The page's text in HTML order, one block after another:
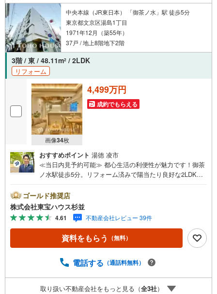
中央本線（JR東日本） 「御茶ノ水」駅 徒歩5分
東京都文京区湯島1丁目
1971年12月（築55年）
37戸 / 地上8階地下2階
3階 / 東 / 48.11m2 / 2LDK
リフォーム
画像34枚
4,499万円
成約でもらえる
おすすめポイント 湯徳 凌市
≪当日内見予約可能≫ 都心生活の利便性が魅力です！御茶
ノ水駅徒歩5分。リフォーム済みで陽当たり良好な2LDKで
来カレンダー」のご提案。・ 未来に起こるであろうご自宅
リフォームをオンライン上でご提案「ミラカレクラ
ブ」。・ 不動産売却時、ご自宅を綺麗にかつ瀟洒にさせる
CG加工ホームステイジングサービス。・ 購入者様へ、税
理士による確定申告の無料セミナーをご招待いたします。
◆ご予約に際して◆日時のご希望をお伝えください。（も
（居住中物件）の手配が必要な場合がございますのでご容
案内が可能となりますのでお手数ですがご一報ください。
◆物件のご案内は◆弊社へのご来社、お客様宅へのお迎
ゴールド推奨店
株式会社東宝ハウス杉並
4.61 不動産会社レビュー 39件
資料をもらう （無料）
電話する （通話料無料）
取り扱い不動産会社をもっと見る（全3社）